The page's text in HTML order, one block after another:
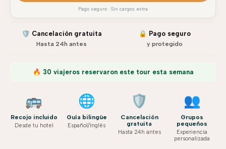
Pago seguro · Sin cargos extra
🛡️ Cancelación gratuita
Hasta 24h antes
🔒 Pago seguro
y protegido
🔥 30 viajeros reservaron este tour esta semana
🚌
Recojo incluido
Desde tu hotel
🌐
Guía bilingüe
Español/Inglés
🛡️
Cancelación
gratuita
Hasta 24h antes
👥
Grupos
pequeños
Experiencia
personalizada